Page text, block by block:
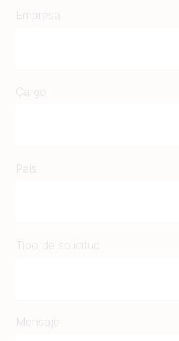
Empresa
Cargo
País
Tipo de solicitud
Mensaje